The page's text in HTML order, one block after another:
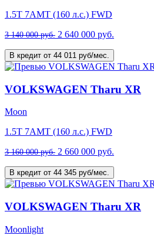
1.5T 7AMT (160 л.с.) FWD
3 140 000 руб. 2 640 000 руб.
В кредит от 44 011 руб/мес.
VOLKSWAGEN Tharu XR
Moon
1.5T 7AMT (160 л.с.) FWD
3 160 000 руб. 2 660 000 руб.
В кредит от 44 345 руб/мес.
VOLKSWAGEN Tharu XR
Moonlight